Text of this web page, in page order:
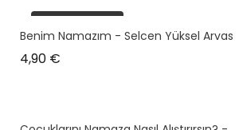
Benim Namazım - Selcen Yüksel Arvas
4,90 €